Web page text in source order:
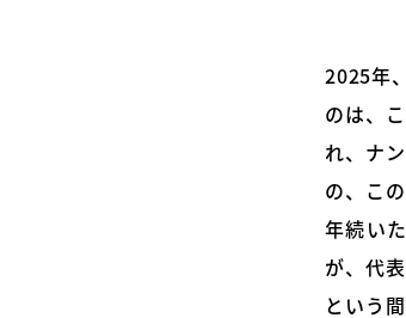
2025年
のは、
れ、ナ
の、こ
年続い
が、代
という